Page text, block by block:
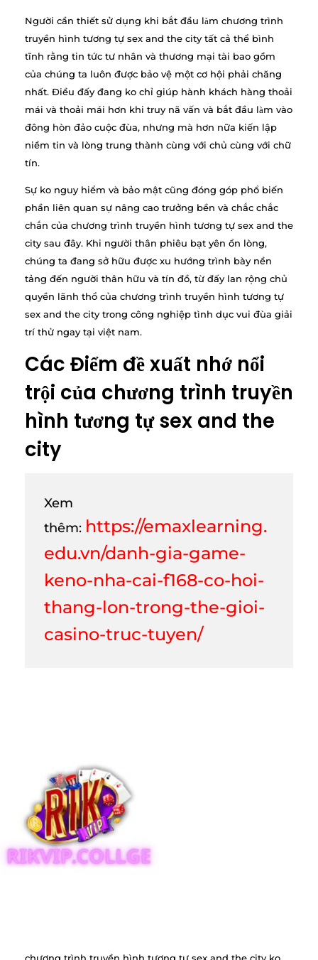
Người cần thiết sử dụng khi bắt đầu làm chương trình
truyền hình tương tự sex and the city tất cả thể bình
tĩnh rằng tin tức tư nhân và thương mại tài bao gồm
của chúng ta luôn được bảo vệ một cơ hội phải chăng
nhất. Điều đấy đang ko chỉ giúp hành khách hàng thoải
mái và thoải mái hơn khi truy nã vấn và bắt đầu làm vào
đông hòn đảo cuộc đùa, nhưng mà hơn nữa kiến lập
niềm tin và lòng trung thành cùng với chủ cùng với chữ
tín.
Sự ko nguy hiểm và bảo mật cũng đóng góp phổ biến
phần liên quan sự nâng cao trưởng bền và chắc chắc
chắn của chương trình truyền hình tương tự sex and the
city sau đây. Khi người thân phiêu bạt yên ổn lòng,
chúng ta đang sở hữu được xu hướng trình bày nền
tảng đến người thân hữu và tín đồ, từ đấy lan rộng chủ
quyền lãnh thổ của chương trình truyền hình tương tự
sex and the city trong công nghiệp tình dục vui đùa giải
trí thử ngay tại việt nam.
Các Điểm đề xuất nhớ nổi
trội của chương trình truyền
hình tương tự sex and the
city
Xem
thêm: https://emaxlearning.
edu.vn/danh-gia-game-
keno-nha-cai-f168-co-hoi-
thang-lon-trong-the-gioi-
casino-truc-tuyen/